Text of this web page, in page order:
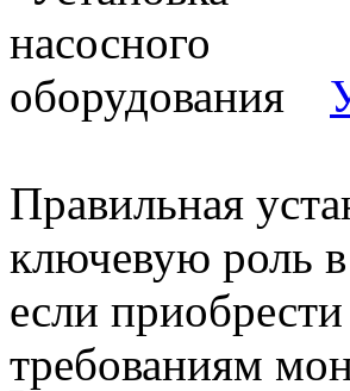
Правильная
ключевую роль в
если
требованиям